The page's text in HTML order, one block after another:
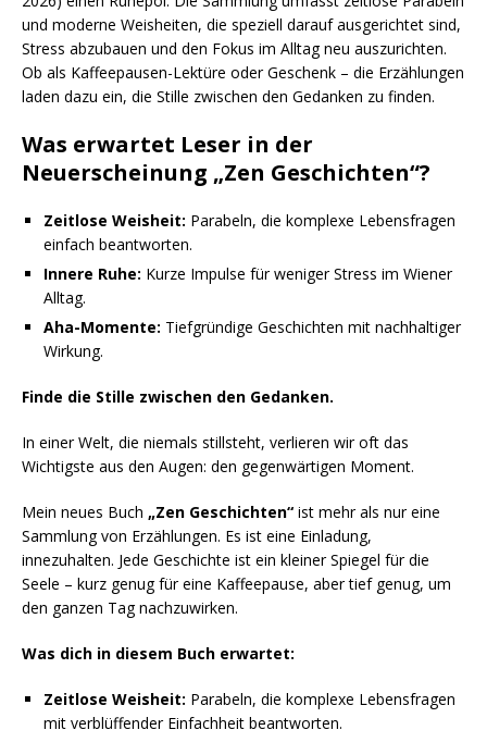
und moderne Weisheiten, die speziell darauf ausgerichtet sind,
Stress abzubauen und den Fokus im Alltag neu auszurichten.
Ob als Kaffeepausen-Lektüre oder Geschenk – die Erzählungen
laden dazu ein, die Stille zwischen den Gedanken zu finden.
Was erwartet Leser in der
Neuerscheinung „Zen Geschichten“?
Zeitlose Weisheit: Parabeln, die komplexe Lebensfragen
einfach beantworten.
Innere Ruhe: Kurze Impulse für weniger Stress im Wiener
Alltag.
Aha-Momente: Tiefgründige Geschichten mit nachhaltiger
Wirkung.
Finde die Stille zwischen den Gedanken.
In einer Welt, die niemals stillsteht, verlieren wir oft das
Wichtigste aus den Augen: den gegenwärtigen Moment.
Mein neues Buch „Zen Geschichten“ ist mehr als nur eine
Sammlung von Erzählungen. Es ist eine Einladung,
innezuhalten. Jede Geschichte ist ein kleiner Spiegel für die
Seele – kurz genug für eine Kaffeepause, aber tief genug, um
den ganzen Tag nachzuwirken.
Was dich in diesem Buch erwartet:
Zeitlose Weisheit: Parabeln, die komplexe Lebensfragen
mit verblüffender Einfachheit beantworten.